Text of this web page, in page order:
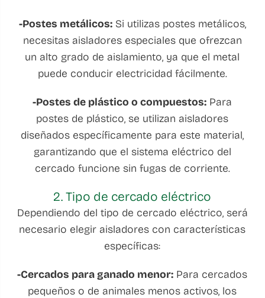
-Postes metálicos:Si utilizas postes metálicos,
necesitas aisladores especiales que ofrezcan
un alto grado de aislamiento, ya que el metal
puede conducir electricidad fácilmente.
-Postes de plástico o compuestos: Para
postes de plástico, se utilizan aisladores
diseñados específicamente para este material,
garantizando que el sistema eléctrico del
cercado funcione sin fugas de corriente.
2. Tipo de cercado eléctrico
Dependiendo del tipo de cercado eléctrico, será
necesario elegir aisladores con características
específicas:
-Cercados para ganado menor: Para cercados
pequeños o de animales menos activos, los